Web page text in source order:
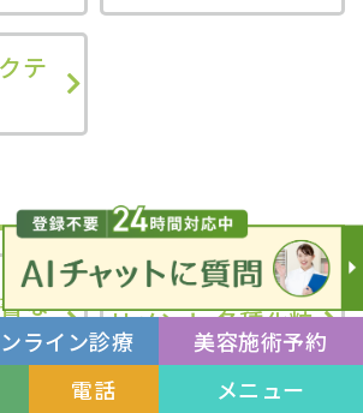
テ
な
ド
医療機関専用サプ
リメント 各種化粧
品
ライン診療
美容施術予約
電話 メニュー